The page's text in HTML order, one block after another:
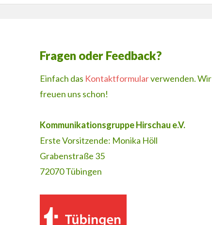
Fragen oder Feedback?
Einfach das Kontaktformularverwenden. Wir
freuen uns schon!
Kommunikationsgruppe Hirschau e.V.
Erste Vorsitzende: Monika Höll
Grabenstraße 35
72070 Tübingen